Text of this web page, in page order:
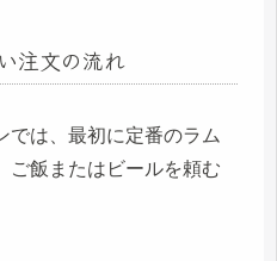
注文の流れ
では、最初に定番のラム
ご飯またはビールを頼む